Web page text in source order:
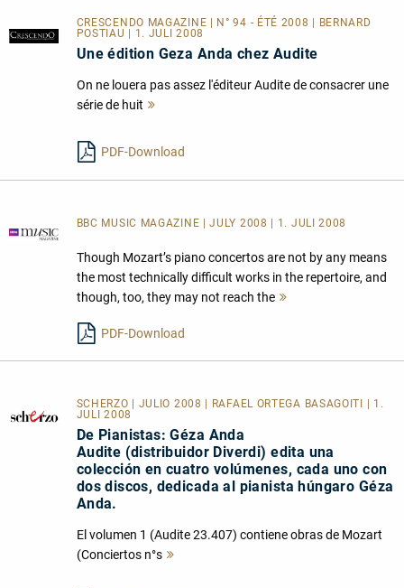
CRESCENDO MAGAZINE | N° 94 - ÉTÉ 2008 | BERNARD
POSTIAU | 1. JULI 2008
Une édition Geza Anda chez Audite
On ne louera pas assez l'éditeur Audite de consacrer une
série de huit
PDF-Download
BBC MUSIC MAGAZINE | JULY 2008 | 1. JULI 2008
Though Mozart’s piano concertos are not by any means
the most technically difficult works in the repertoire, and
though, too, they may not reach the
PDF-Download
SCHERZO | JULIO 2008 | RAFAEL ORTEGA BASAGOITI | 1.
JULI 2008
De Pianistas: Géza Anda
Audite (distribuidor Diverdi) edita una
colección en cuatro volúmenes, cada uno con
dos discos, dedicada al pianista húngaro Géza
Anda.
El volumen 1 (Audite 23.407) contiene obras de Mozart
(Conciertos n°s